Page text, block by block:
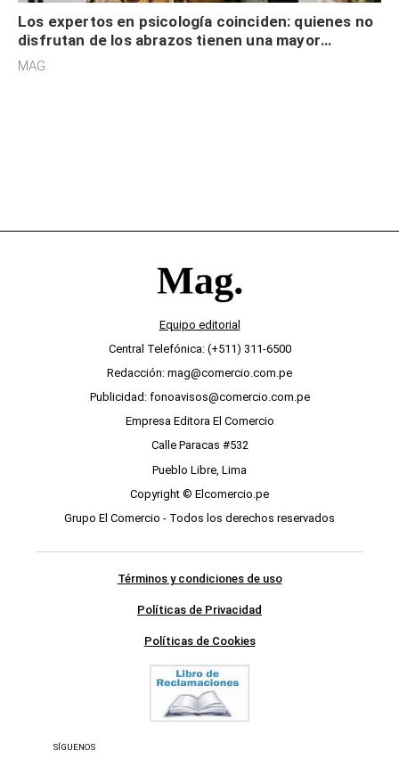
Los expertos en psicología coinciden: quienes no
disfrutan de los abrazos tienen una mayor
sensibilidad a los estímulos físicos y no es por
MAG.
Equipo editorial
Central Telefónica: (+511) 311-6500
Redacción: mag@comercio.com.pe
Publicidad: fonoavisos@comercio.com.pe
Empresa Editora El Comercio
Calle Paracas #532
Pueblo Libre, Lima
Copyright © Elcomercio.pe
Grupo El Comercio - Todos los derechos reservados
Términos y condiciones de uso
Políticas de Privacidad
Políticas de Cookies
SÍGUENOS